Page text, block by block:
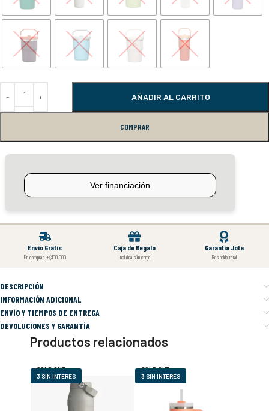
AÑADIR AL CARRITO
COMPRAR
Envío Gratis
En compras +$100.000
Caja de Regalo
Incluida sin cargo
Garantía Jota
Respaldo total
DESCRIPCIÓN
INFORMACIÓN ADICIONAL
ENVÍO Y TIEMPOS DE ENTREGA
DEVOLUCIONES Y GARANTÍA
Productos relacionados
SOLD OUT
3 SÍN INTERES
SOLD OUT
3 SÍN INTERES